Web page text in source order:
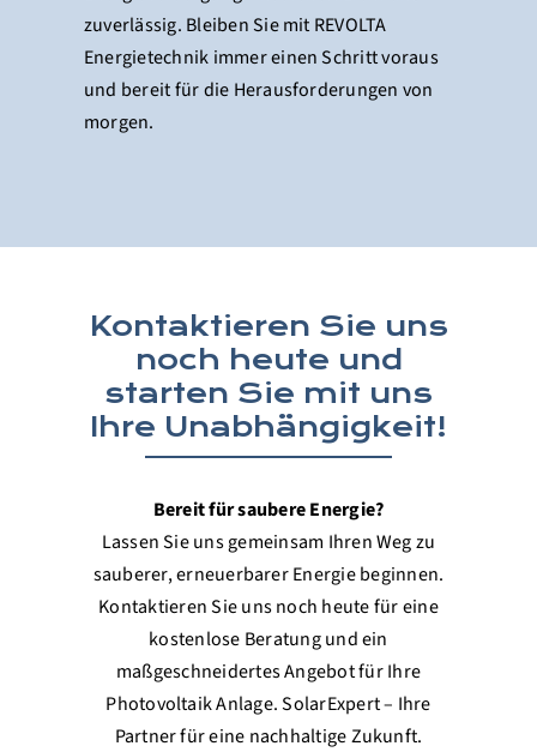
zuverlässig. Bleiben Sie mit REVOLTA
Energietechnik immer einen Schritt voraus
und bereit für die Herausforderungen von
morgen.
Kontaktieren Sie uns
noch heute und
starten Sie mit uns
Ihre Unabhängigkeit!
Bereit für saubere Energie?
Lassen Sie uns gemeinsam Ihren Weg zu
sauberer, erneuerbarer Energie beginnen.
Kontaktieren Sie uns noch heute für eine
kostenlose Beratung und ein
maßgeschneidertes Angebot für Ihre
Photovoltaik Anlage. SolarExpert – Ihre
Partner für eine nachhaltige Zukunft.